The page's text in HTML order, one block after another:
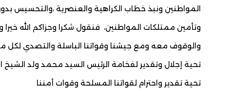
المواطنين ونبذ خطاب الكراهية والعنصرية ،والتحسيس
وتأمين ممتلكات المواطنين، فنقول شكرا وجزاكم الله
والوقوف معه ومع جيشنا وقواتنا الباسلة والتصدي لكل
تحية إجلال وتقدير لفخامة الرئيس السيد محمد ولد الشيخ
تحية تقدير واحترام لقواتنا المسلحة وقوات أمننا